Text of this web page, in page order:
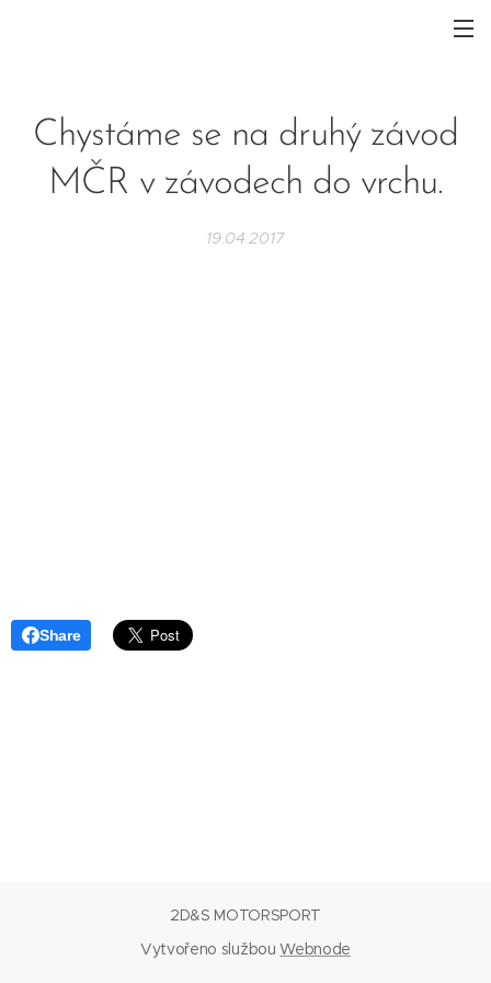
Chystáme se na druhý závod
MČR v závodech do vrchu.
19.04.2017
Share
2D&S MOTORSPORT
Vytvořeno službouWebnode